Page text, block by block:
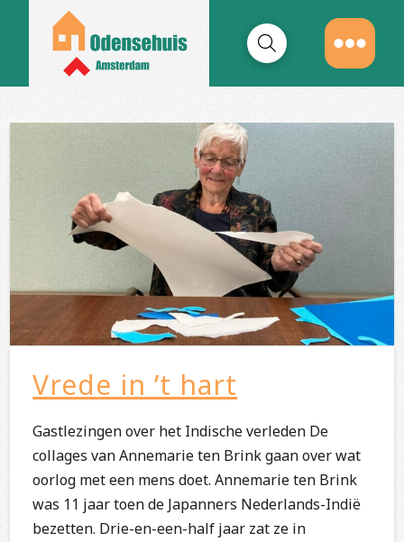
Vrede in ’t hart
Gastlezingen over het Indische verleden De
collages van Annemarie ten Brink gaan over wat
oorlog met een mens doet. Annemarie ten Brink
was 11 jaar toen de Japanners Nederlands-Indië
bezetten. Drie-en-een-half jaar zat ze in